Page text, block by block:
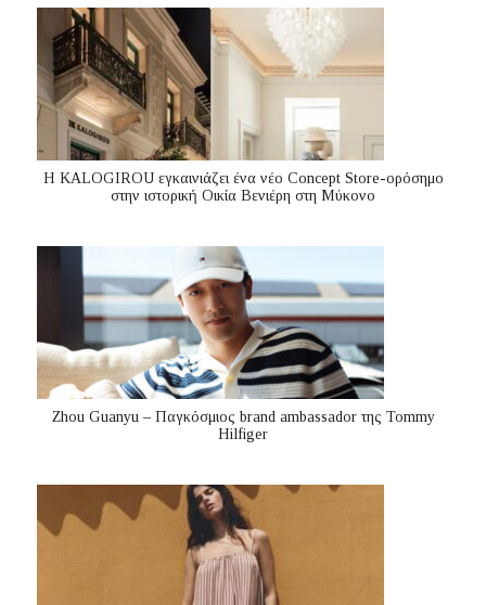
Η KALOGIROU εγκαινιάζει ένα νέο Concept Store-ορόσημο
στην ιστορική Οικία Βενιέρη στη Μύκονο
Zhou Guanyu – Παγκόσμιος brand ambassador της Tommy
Hilfiger